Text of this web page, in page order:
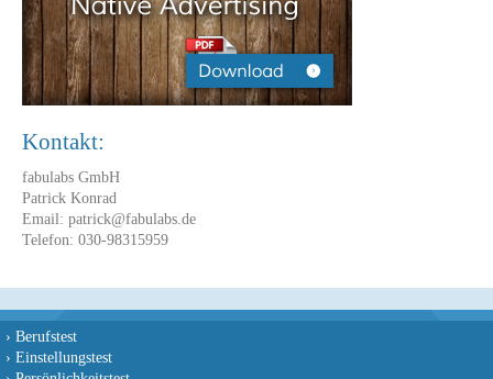
Kontakt:
fabulabs GmbH
Patrick Konrad
Email: patrick@fabulabs.de
Telefon: 030-98315959
› Berufstest
› Einstellungstest